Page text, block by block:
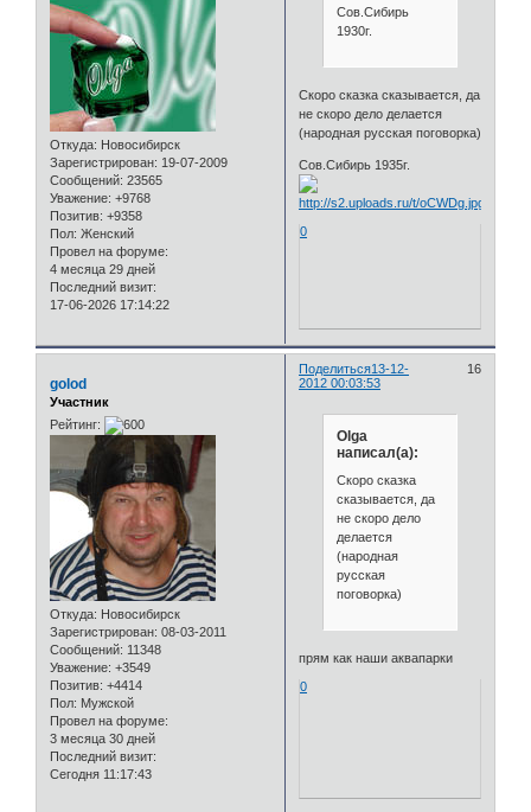
Откуда: Новосибирск
Зарегистрирован: 19-07-2009
Сообщений: 23565
Уважение: +9768
Позитив: +9358
Пол: Женский
Провел на форуме:
4 месяца 29 дней
Последний визит:
17-06-2026 17:14:22
Сов.Сибирь
1930г.
Скоро сказка сказывается, да
не скоро дело делается
(народная русская поговорка)
Сов.Сибирь 1935г.
0
Поделиться 16
13-12-
2012 00:03:53
golod
Участник
Рейтинг:
Откуда: Новосибирск
Зарегистрирован: 08-03-2011
Сообщений: 11348
Уважение: +3549
Позитив: +4414
Пол: Мужской
Провел на форуме:
3 месяца 30 дней
Последний визит:
Сегодня 11:17:43
Olga
написал(а):
Скоро сказка
сказывается, да
не скоро дело
делается
(народная
русская
поговорка)
прям как наши аквапарки
0